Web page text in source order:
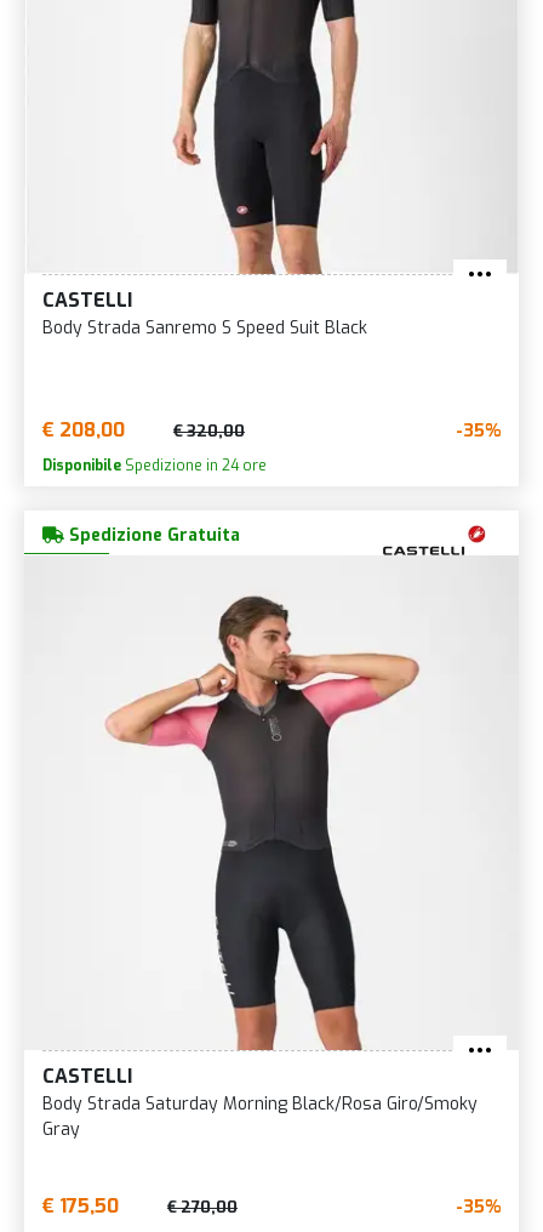
CASTELLI
Body Strada Sanremo S Speed Suit Black
€ 208,00 € 320,00 -35%
Disponibile Spedizione in 24 ore
Spedizione Gratuita
CASTELLI
Body Strada Saturday Morning Black/Rosa Giro/Smoky
Gray
€ 175,50 € 270,00 -35%